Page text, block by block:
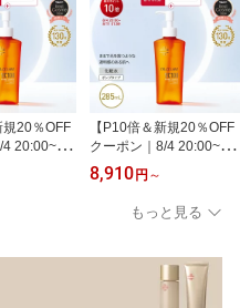
規20％OFF
20:00~8/1
】VC 100
ーション E
ナイアシ
レゼント
【P10倍＆新規20％OFF
クーポン｜8/4 20:00~8/1
1 1:59】【公式】 VC 10
0 エッセンス ローション
EX V 285mL ドクターシ
ーラボ | ポンプタイプ ビ
紫外線 美容液 毛穴 敏感
ナイアシンアミド プレゼ
8,910円 ～
もっと見る